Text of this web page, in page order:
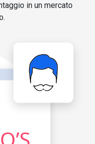
in un mercato